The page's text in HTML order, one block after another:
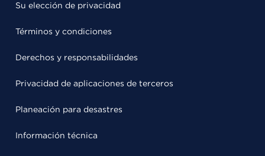
Su elección de privacidad
Términos y condiciones
Derechos y responsabilidades
Privacidad de aplicaciones de terceros
Planeación para desastres
Información técnica